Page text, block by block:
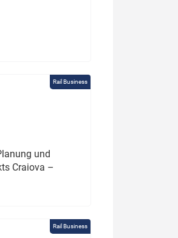
Rail Business
und
Craiova –
Rail Business